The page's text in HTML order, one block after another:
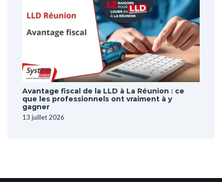
Avantage fiscal de la LLD à La Réunion : ce
que les professionnels ont vraiment à y
gagner
13 juillet 2026